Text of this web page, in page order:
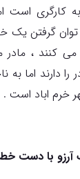
کارگری است
گرفتن یک
کنند ،
را دارند اما
خرم اباد است .
آرزو با دست